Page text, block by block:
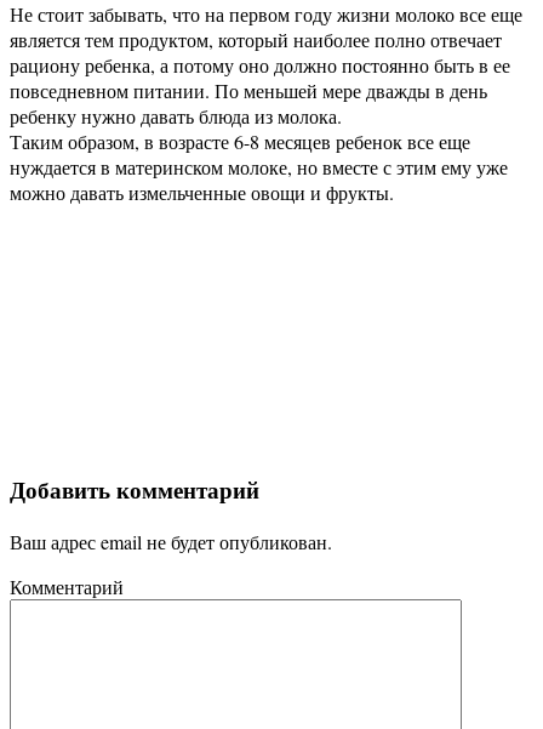
Не стоит забывать, что на первом году жизни молоко все еще
является тем продуктом, который наиболее полно отвечает
рациону ребенка, а потому оно должно постоянно быть в ее
повседневном питании. По меньшей мере дважды в день
ребенку нужно давать блюда из молока.
Таким образом, в возрасте 6-8 месяцев ребенок все еще
нуждается в материнском молоке, но вместе с этим ему уже
можно давать измельченные овощи и фрукты.
Добавить комментарий
Ваш адрес email не будет опубликован.
Комментарий